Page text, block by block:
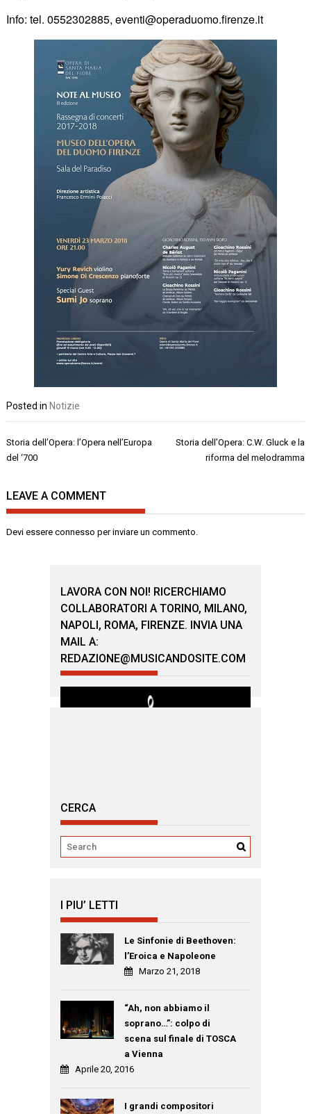
Info: tel. 0552302885,eventi@operaduomo.firenze.it
Posted in Notizie
Navigazione
articoli
Storia dell’Opera: l’Opera nell’Europa
del ‘700
Storia dell’Opera: C.W. Gluck e la
riforma del melodramma
LEAVE A COMMENT
Devi essereconnesso per inviare un commento.
LAVORA CON NOI! RICERCHIAMO
COLLABORATORI A TORINO, MILANO,
NAPOLI, ROMA, FIRENZE. INVIA UNA
MAIL A:
REDAZIONE@MUSICANDOSITE.COM
CERCA
I PIU’ LETTI
Le Sinfonie di Beethoven:
l’Eroica e Napoleone
Marzo 21, 2018
“Ah, non abbiamo il
soprano…”: colpo di
scena sul finale di TOSCA
a Vienna
Aprile 20, 2016
I grandi compositori